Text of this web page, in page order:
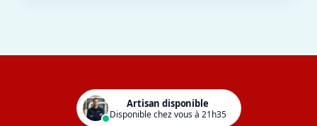
Artisan disponible
Disponible chez vous à 21h35